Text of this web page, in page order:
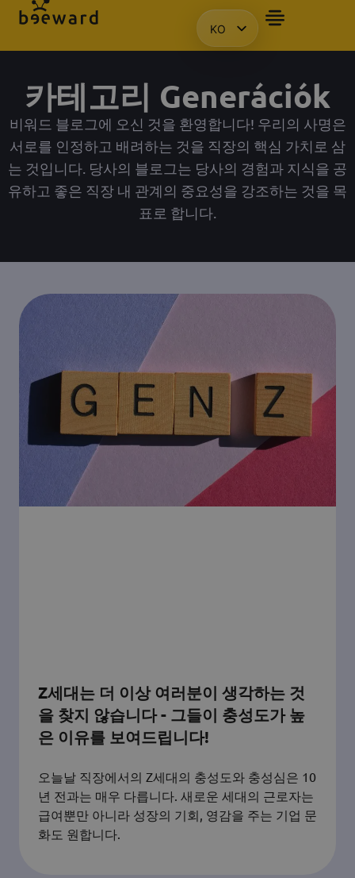
KO
HU
PL
카테고리 Generációk
비워드 블로그에 오신 것을 환영합니다! 우리의 사명은
서로를 인정하고 배려하는 것을 직장의 핵심 가치로 삼
는 것입니다. 당사의 블로그는 당사의 경험과 지식을 공
유하고 좋은 직장 내 관계의 중요성을 강조하는 것을 목
표로 합니다.
Z세대는 더 이상 여러분이 생각하는 것
을 찾지 않습니다 - 그들이 충성도가 높
은 이유를 보여드립니다!
오늘날 직장에서의 Z세대의 충성도와 충성심은 10
년 전과는 매우 다릅니다. 새로운 세대의 근로자는
급여뿐만 아니라 성장의 기회, 영감을 주는 기업 문
화도 원합니다.